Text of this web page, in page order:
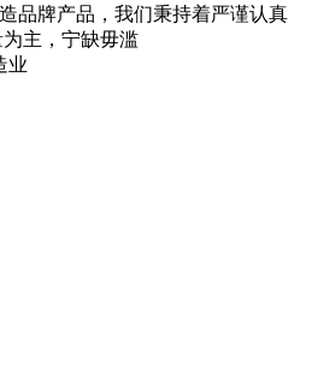
品牌产品，我们秉持着严谨认真
主，宁缺毋滥
业